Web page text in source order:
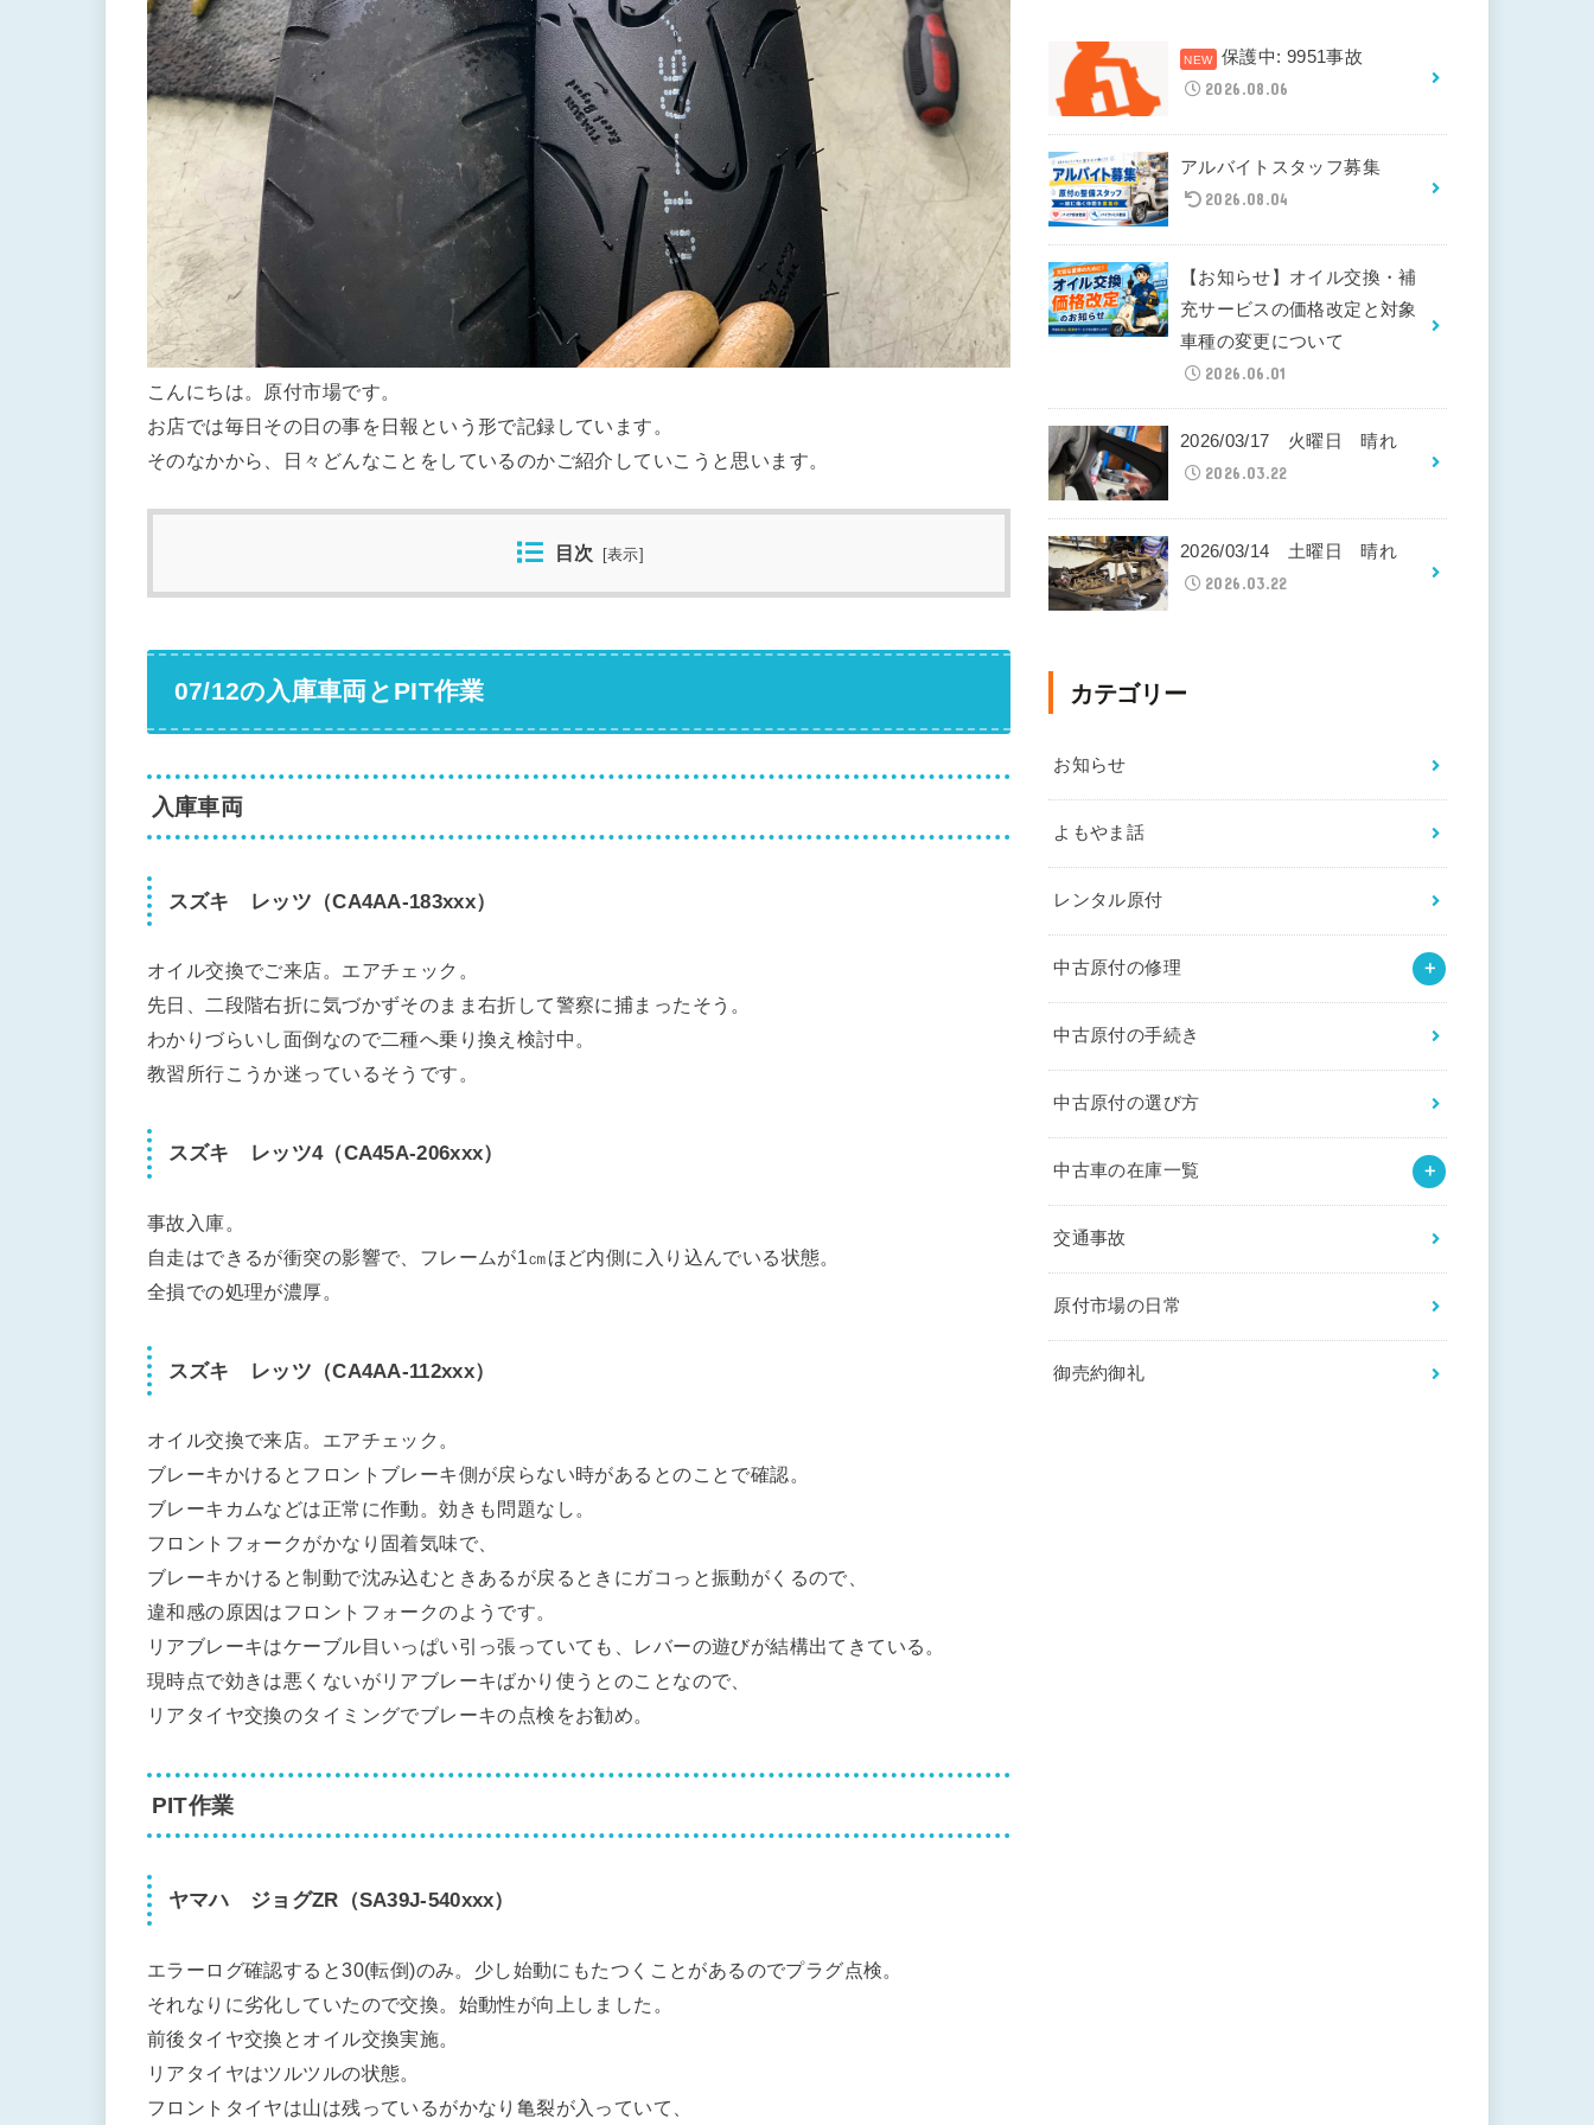
こんにちは。原付市場です。
お店では毎日その日の事を日報という形で記録しています。
そのなかから、日々どんなことをしているのかご紹介していこうと思います。
目次 [表示
07/12の入庫車両とPIT作業
入庫車両
スズキ レッツ（CA4AA-183xxx）
オイル交換でご来店。エアチェック。
先日、二段階右折に気づかずそのまま右折して警察に捕まったそう。
わかりづらいし面倒なので二種へ乗り換え検討中。
教習所行こうか迷っているそうです。
スズキ レッツ4（CA45A-206xxx）
事故入庫。
自走はできるが衝突の影響で、フレームが1㎝ほど内側に入り込んでいる状態。
全損での処理が濃厚。
スズキ レッツ（CA4AA-112xxx）
オイル交換で来店。エアチェック。
ブレーキかけるとフロントブレーキ側が戻らない時があるとのことで確認。
ブレーキカムなどは正常に作動。効きも問題なし。
フロントフォークがかなり固着気味で、
ブレーキかけると制動で沈み込むときあるが戻るときにガコっと振動がくるので、
違和感の原因はフロントフォークのようです。
リアブレーキはケーブル目いっぱい引っ張っていても、レバーの遊びが結構出てきている。
現時点で効きは悪くないがリアブレーキばかり使うとのことなので、
リアタイヤ交換のタイミングでブレーキの点検をお勧め。
PIT作業
ヤマハ ジョグZR（SA39J-540xxx）
エラーログ確認すると30(転倒)のみ。少し始動にもたつくことがあるのでプラグ点検。
それなりに劣化していたので交換。始動性が向上しました。
前後タイヤ交換とオイル交換実施。
リアタイヤはツルツルの状態。
フロントタイヤは山は残っているがかなり亀裂が入っていて、
保護中: 9951事故
2026.08.06
アルバイトスタッフ募集
2026.08.04
【お知らせ】オイル交換・補
充サービスの価格改定と対象
車種の変更について
2026.06.01
2026/03/17 火曜日 晴れ
2026.03.22
2026/03/14 土曜日 晴れ
2026.03.22
カテゴリー
お知らせ
よもやま話
レンタル原付
中古原付の修理
中古原付の手続き
中古原付の選び方
中古車の在庫一覧
交通事故
原付市場の日常
御売約御礼